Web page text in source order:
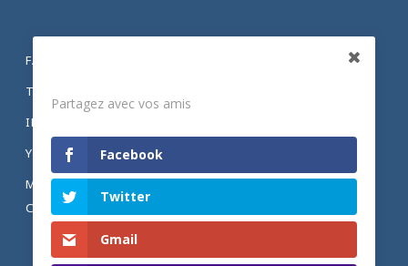
FACEBOOK
TWITTER
INSTAGRAM
YOUTUBE
MENTIONS LÉGALES ET POLITIQUE DE
CONFIDENTIALITÉ
Partagez avec vos amis
Facebook
Twitter
Gmail